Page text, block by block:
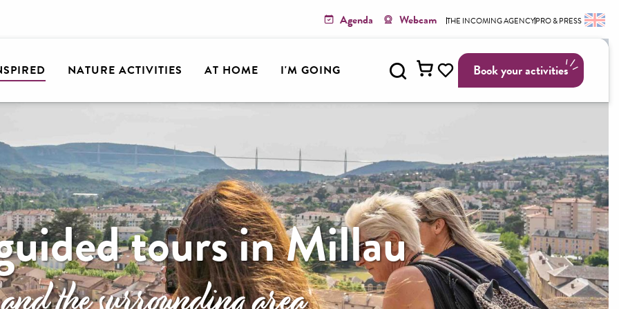
Book your activities
Voir les favoris
Search
Agenda Webcam THE INCOMING AGENCYPRO & PRESS
NATURE ACTIVITIES AT HOME I'M GOING
tours in Millau